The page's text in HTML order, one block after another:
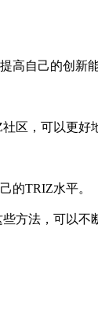
高自己的创新能
区，可以更好
的TRIZ水平。
方法，可以